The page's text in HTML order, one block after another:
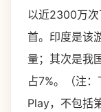
以近2300万次
首。印度是该
量；其次是我
占7%。（注
Play，不包括